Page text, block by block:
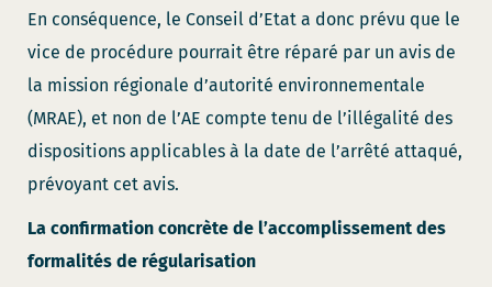
En conséquence, le Conseil d’Etat a donc prévu que le
vice de procédure pourrait être réparé par un avis de
la mission régionale d’autorité environnementale
(MRAE), et non de l’AE compte tenu de l’illégalité des
dispositions applicables à la date de l’arrêté attaqué,
prévoyant cet avis.
La confirmation concrète de l’accomplissement des
formalités de régularisation